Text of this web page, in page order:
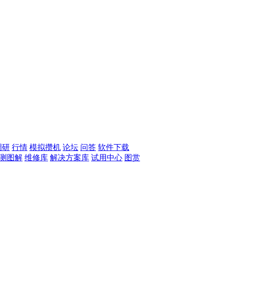
研 行情 模拟攒机 论坛 问答 软件下载
图解 维修库 解决方案库 试用中心 图赏